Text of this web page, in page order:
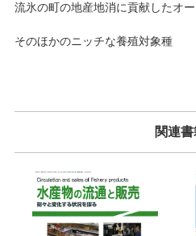
流氷の町の地産地消に貢献したオ
そのほかのニッチな養殖対象種
関連